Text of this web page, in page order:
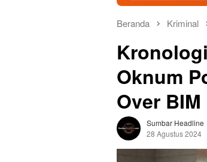
Beranda Kriminal
Oknum
Over
Sumbar Headline
28 Agustus 2024